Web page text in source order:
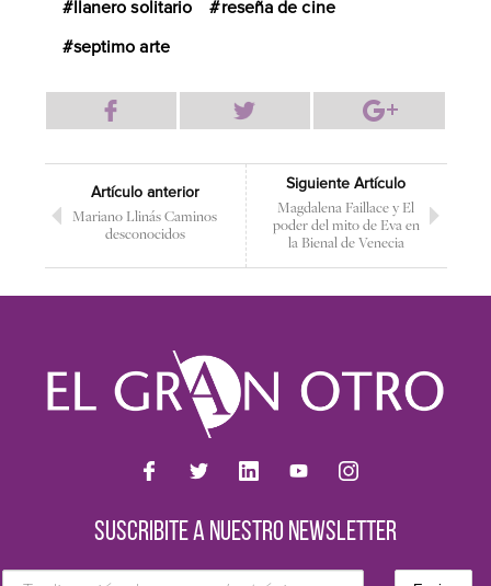
llanero solitario
reseña de cine
septimo arte
Artículo anterior
Mariano Llinás Caminos
desconocidos
Siguiente Artículo
Magdalena Faillace y El
poder del mito de Eva en
la Bienal de Venecia
SUSCRIBITE A NUESTRO NEWSLETTER